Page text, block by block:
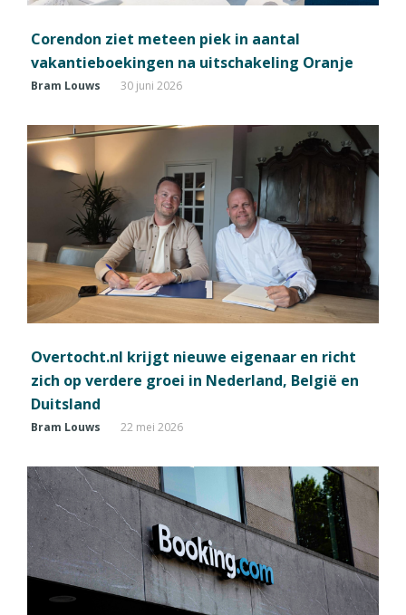
Corendon ziet meteen piek in aantal
vakantieboekingen na uitschakeling Oranje
Bram Louws 30 juni 2026
Overtocht.nl krijgt nieuwe eigenaar en richt
zich op verdere groei in Nederland, België en
Duitsland
Bram Louws 22 mei 2026